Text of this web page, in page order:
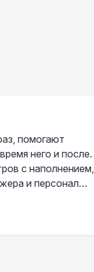
помогают
него и после.
с наполнением,
и персонал
лучше взять и
с ними,